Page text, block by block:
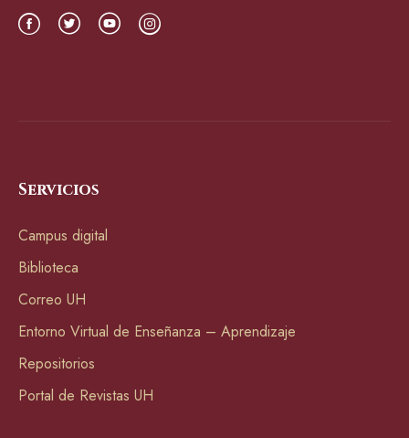
Servicios
Campus digital
Biblioteca
Correo UH
Entorno Virtual de Enseñanza – Aprendizaje
Repositorios
Portal de Revistas UH